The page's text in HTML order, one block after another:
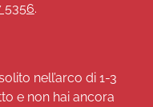
5356.
nell’arco di 1-3
e non hai ancora